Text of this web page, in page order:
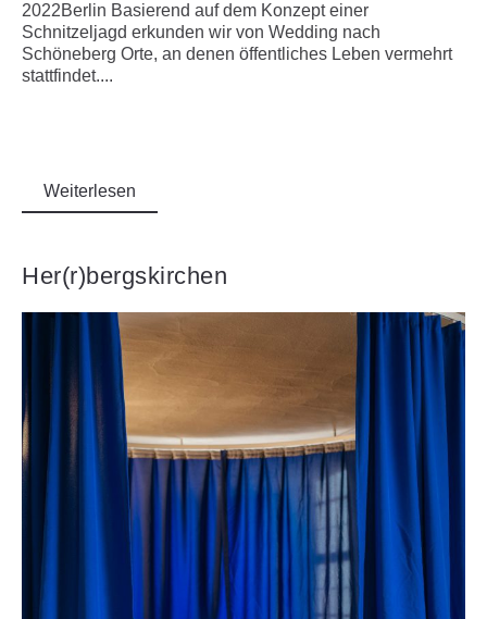
2022Berlin Basierend auf dem Konzept einer
Schnitzeljagd erkunden wir von Wedding nach
Schöneberg Orte, an denen öffentliches Leben vermehrt
stattfindet....
Weiterlesen
Her(r)bergskirchen